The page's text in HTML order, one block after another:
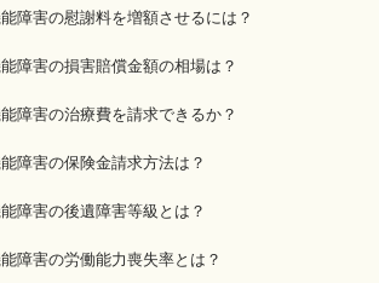
障害の慰謝料を増額させるには？
障害の損害賠償金額の相場は？
障害の治療費を請求できるか？
障害の保険金請求方法は？
障害の後遺障害等級とは？
障害の労働能力喪失率とは？